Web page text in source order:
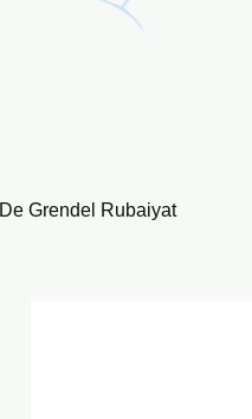
De Grendel Rubaiyat